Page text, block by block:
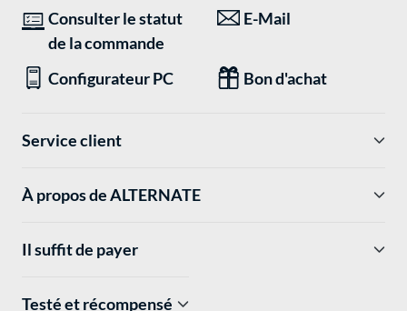
Consulter le statut
de la commande
E-Mail
Configurateur PC Bon d'achat
Service client
À propos de ALTERNATE
Il suffit de payer
Testé et récompensé